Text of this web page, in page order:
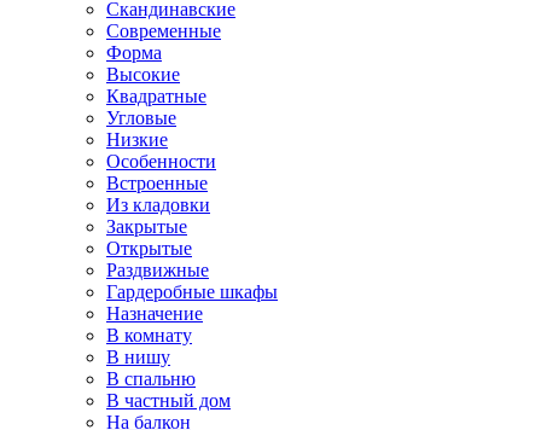
Скандинавские
Современные
Форма
Высокие
Квадратные
Угловые
Низкие
Особенности
Встроенные
Из кладовки
Закрытые
Открытые
Раздвижные
Гардеробные шкафы
Назначение
В комнату
В нишу
В спальню
В частный дом
На балкон